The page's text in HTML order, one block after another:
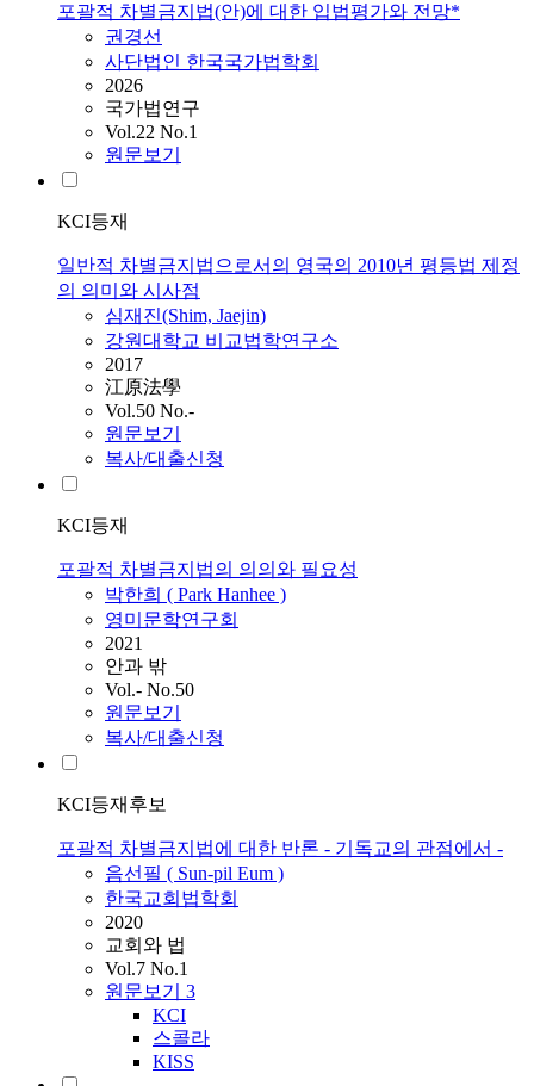
포괄적 차별금지법(안)에 대한 입법평가와 전망*
권경선
사단법인 한국국가법학회
2026
국가법연구
Vol.22 No.1
원문보기
KCI등재
일반적 차별금지법으로서의 영국의 2010년 평등법 제정
의 의미와 시사점
심재진(Shim, Jaejin)
강원대학교 비교법학연구소
2017
江原法學
Vol.50 No.-
원문보기
복사/대출신청
KCI등재
포괄적 차별금지법의 의의와 필요성
박한희 ( Park Hanhee )
영미문학연구회
2021
안과 밖
Vol.- No.50
원문보기
복사/대출신청
KCI등재후보
포괄적 차별금지법에 대한 반론 - 기독교의 관점에서 -
음선필 ( Sun-pil Eum )
한국교회법학회
2020
교회와 법
Vol.7 No.1
원문보기 3
KCI
스콜라
KISS